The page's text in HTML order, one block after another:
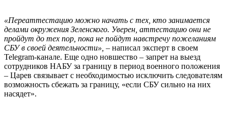
«Переаттестацию можно начать с тех, кто занимается
делами окружения Зеленского. Уверен, аттестацию они не
пройдут до тех пор, пока не пойдут навстречу пожеланиям
СБУ в своей деятельности», – написал эксперт в своем
Telegram-канале. Еще одно новшество – запрет на выезд
сотрудников НАБУ за границу в период военного положения
– Царев связывает с необходимостью исключить следователям
возможность сбежать за границу, «если СБУ сильно на них
насядет».